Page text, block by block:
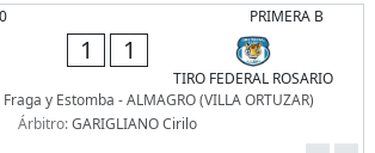
PRIMERA B
1 1
TIRO FEDERAL ROSARIO
y Estomba - ALMAGRO (VILLA ORTUZAR)
Árbitro:GARIGLIANO Cirilo